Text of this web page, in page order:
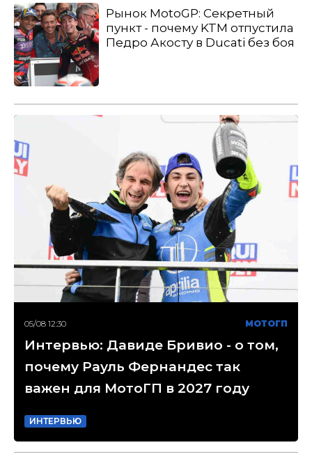
Рынок MotoGP: Секретный
пункт - почему KTM отпустила
Педро Акосту в Ducati без боя
05/08 12:30 МОТОГП
Интервью: Давиде Бривио - о том,
почему Рауль Фернандес так
важен для МотоГП в 2027 году
ИНТЕРВЬЮ